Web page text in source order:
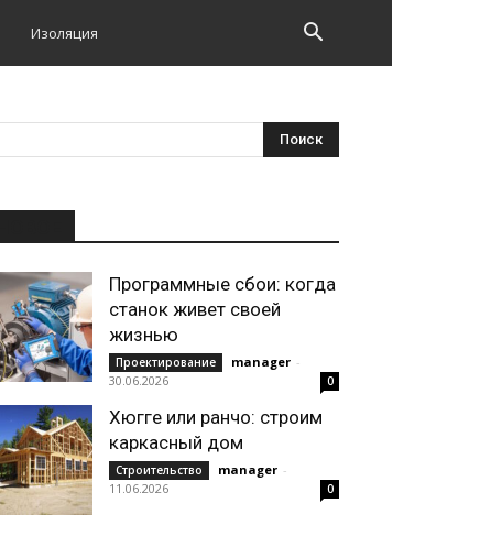
Изоляция
Программные сбои: когда
станок живет своей
жизнью
Проектирование manager -
30.06.2026
0
Хюгге или ранчо: строим
каркасный дом
Строительство manager -
11.06.2026
0